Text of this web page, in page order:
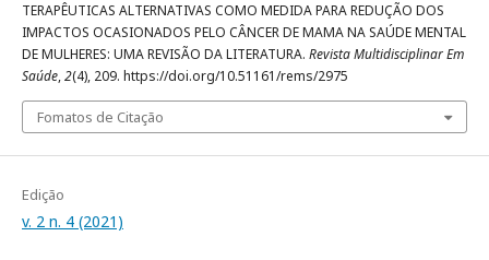
TERAPÊUTICAS ALTERNATIVAS COMO MEDIDA PARA REDUÇÃO DOS
IMPACTOS OCASIONADOS PELO CÂNCER DE MAMA NA SAÚDE MENTAL
DE MULHERES: UMA REVISÃO DA LITERATURA. Revista Multidisciplinar Em
Saúde,2(4), 209. https://doi.org/10.51161/rems/2975
Fomatos de Citação
Edição
v. 2 n. 4 (2021)